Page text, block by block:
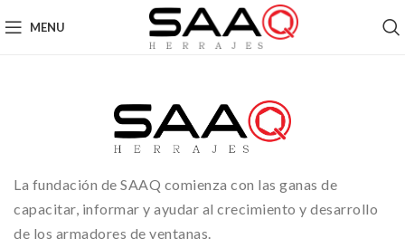
MENU
La fundación de SAAQ comienza con las ganas de
capacitar, informar y ayudar al crecimiento y desarrollo
de los armadores de ventanas.